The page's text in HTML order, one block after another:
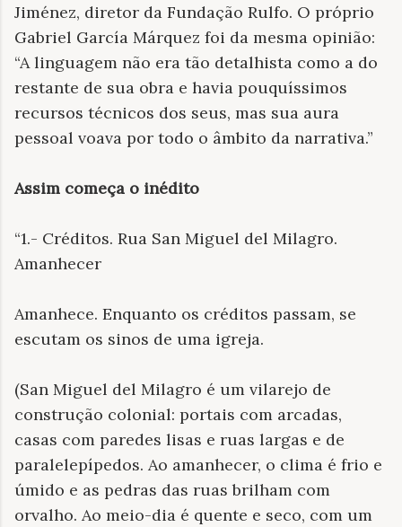
Jiménez, diretor da Fundação Rulfo. O próprio
Gabriel García Márquez foi da mesma opinião:
“A linguagem não era tão detalhista como a do
restante de sua obra e havia pouquíssimos
recursos técnicos dos seus, mas sua aura
pessoal voava por todo o âmbito da narrativa.”
Assim começa o inédito
“1.- Créditos. Rua San Miguel del Milagro.
Amanhecer
Amanhece. Enquanto os créditos passam, se
escutam os sinos de uma igreja.
(San Miguel del Milagro é um vilarejo de
construção colonial: portais com arcadas,
casas com paredes lisas e ruas largas e de
paralelepípedos. Ao amanhecer, o clima é frio e
úmido e as pedras das ruas brilham com
orvalho. Ao meio-dia é quente e seco, com um